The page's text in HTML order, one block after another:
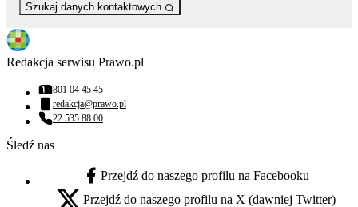
Szukaj danych kontaktowych
Redakcja serwisu Prawo.pl
Numer telefonu:
801 04 45 45
Adres email:
redakcja@prawo.pl
Numer telefonu:
22 535 88 00
Śledź nas
facebook - otwiera się w nowej karcie
Przejdź do naszego profilu na Facebooku
Przejdź do naszego profilu na X (dawniej Twitter)